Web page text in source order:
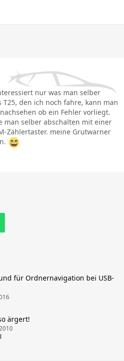
nur was man selber
T25, den ich noch fahre, kann man
ob ein Fehler vorliegt.
man selber abschalten mit einer
Zählertaster. meine Grutwarner
für Ordnernavigation bei USB-
ärgert!